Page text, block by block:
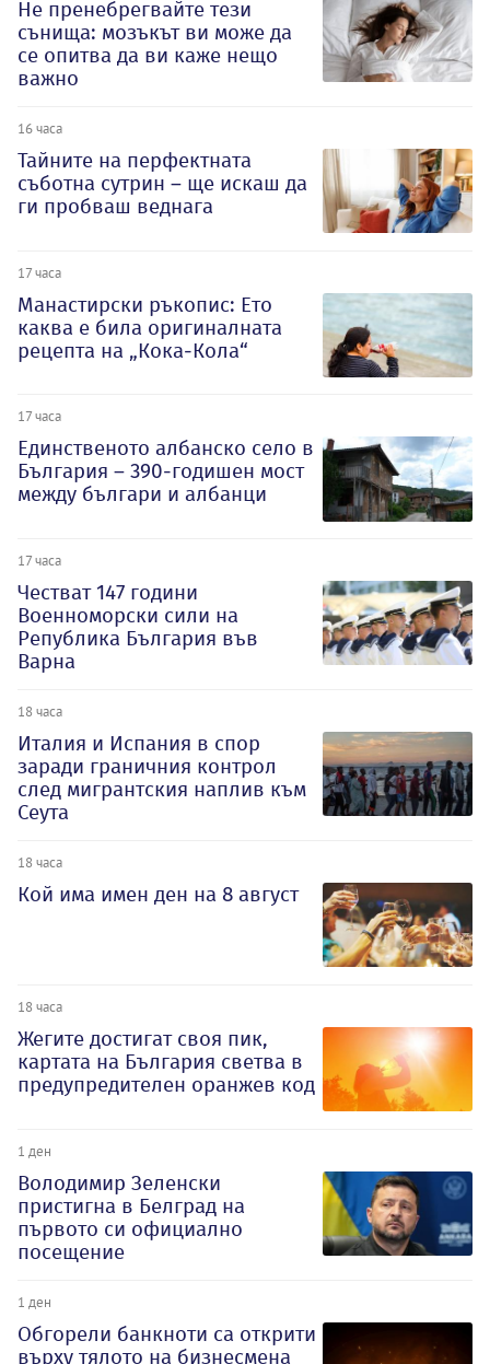
Не пренебрегвайте тези
сънища: мозъкът ви може да
се опитва да ви каже нещо
важно
16 часа
Тайните на перфектната
съботна сутрин – ще искаш да
ги пробваш веднага
17 часа
Манастирски ръкопис: Ето
каква е била оригиналната
рецепта на „Кока-Кола“
17 часа
Единственото албанско село в
България – 390-годишен мост
между българи и албанци
17 часа
Честват 147 години
Военноморски сили на
Република България във
Варна
18 часа
Италия и Испания в спор
заради граничния контрол
след мигрантския наплив към
Сеута
18 часа
Кой има имен ден на 8 август
18 часа
Жегите достигат своя пик,
картата на България светва в
предупредителен оранжев код
1 ден
Володимир Зеленски
пристигна в Белград на
първото си официално
посещение
1 ден
Обгорели банкноти са открити
върху тялото на бизнесмена